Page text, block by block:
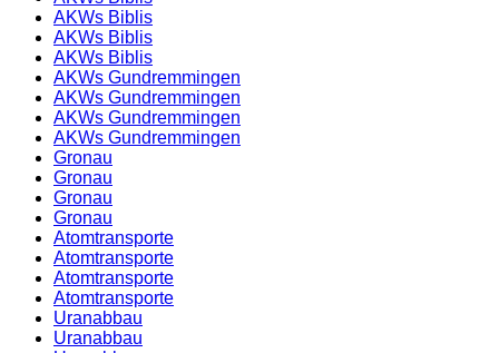
AKWs Biblis
AKWs Biblis
AKWs Biblis
AKWs Gundremmingen
AKWs Gundremmingen
AKWs Gundremmingen
AKWs Gundremmingen
Gronau
Gronau
Gronau
Gronau
Atomtransporte
Atomtransporte
Atomtransporte
Atomtransporte
Uranabbau
Uranabbau